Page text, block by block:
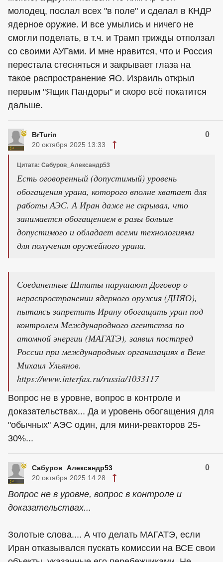
молодец, послал всех "в поле" и сделал в КНДР
ядерное оружие. И все умылись и ничего не
смогли поделать, в т.ч. и Трамп трижды отползал
со своими АУГами. И мне нравится, что и Россия
перестала стесняться и закрывает глаза на
такое распространение ЯО. Израиль открыл
первым "Ящик Пандоры" и скоро всё покатится
дальше.
BrTurin 0
20 октября 2025 13:33
Цитата: Сабуров_Александр53
Есть оговоренный (допустимый) уровень
обогащения урана, которого вполне хватает для
работы АЭС. А Иран даже не скрывал, что
занимается обогащением в разы больше
допустимого и обладает всеми технологиями
для получения оружейного урана.
Соединенные Штаты нарушают Договор о
нераспространении ядерного оружия (ДНЯО),
пытаясь запретить Ирану обогащать уран под
контролем Международного агентства по
атомной энергии (МАГАТЭ), заявил постпред
России при международных организациях в Вене
Михаил Ульянов.
https://www.interfax.ru/russia/1033117
Вопрос не в уровне, вопрос в контроле и
доказательствах... Да и уровень обогащения для
"обычных" АЭС один, для мини-реакторов 25-
30%...
Сабуров_Александр53 0
20 октября 2025 14:28
Вопрос не в уровне, вопрос в контроле и
доказательствах...
Золотые слова.... А что делать МАГАТЭ, если
Иран отказывался пускать комиссии на ВСЕ свои